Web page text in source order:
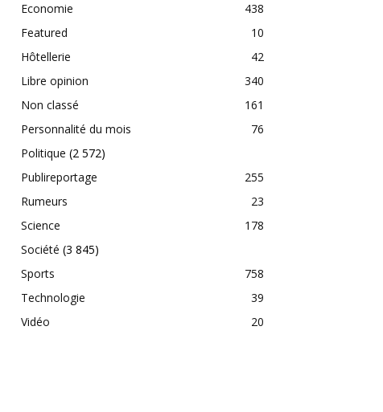
Economie
438
Featured
10
Hôtellerie
42
Libre opinion
340
Non classé
161
Personnalité du mois
76
Politique (2 572)
Publireportage
255
Rumeurs
23
Science
178
Société (3 845)
Sports
758
Technologie
39
Vidéo
20